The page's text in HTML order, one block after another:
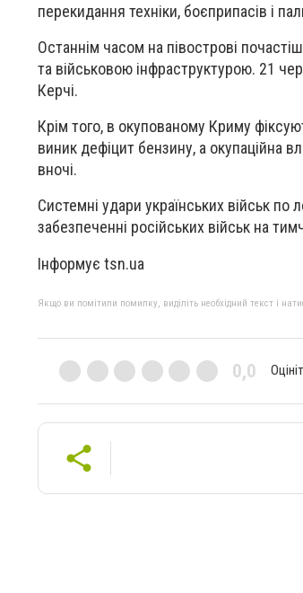
перекидання техніки, боєприпасів і
Останнім часом на півострові
та військовою інфраструктурою. 21
Керчі.
Крім того, в окупованому Криму
виник дефіцит бензину, а окупаційна
вночі.
Системні удари українських військ по
забезпеченні російських військ на
Інформує tsn.ua
Якщо ви помітили помилку, виділіть необхідний текст і
0,0